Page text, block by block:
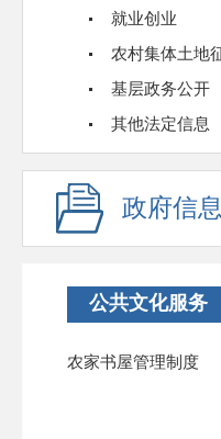
就业创业
农村集体土地
基层政务公开
其他法定信息
政府信
公共文化服务
农家书屋管理制度